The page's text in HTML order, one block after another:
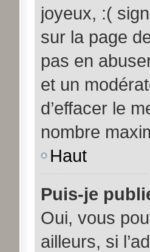
joyeux, :(
sur la page
pas en
et un
d’effacer le
nombre
Haut
Puis-je
Oui, vous
ailleurs, si